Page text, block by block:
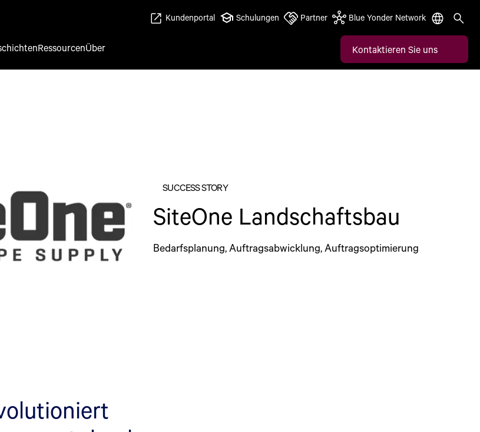
Kundenportal Schulungen Partner Blue Yonder Network
RessourcenÜber Kontaktieren Sie uns
SUCCESS STORY
SiteOne Landschaftsbau
Bedarfsplanung, Auftragsabwicklung, Auftragsoptimierung